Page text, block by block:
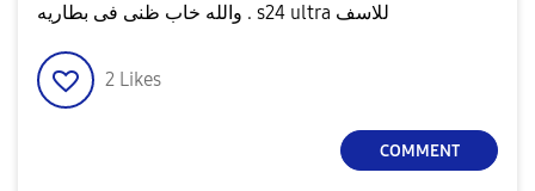
. والله خاب ظنى فى بطاريه s24 ultra للاسف
2 Likes
COMMENT